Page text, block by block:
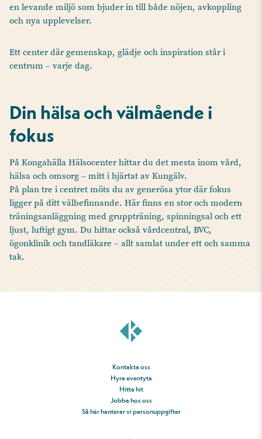
en levande miljö som bjuder in till både nöjen, avkoppling
och nya upplevelser.
Ett center där gemenskap, glädje och inspiration står i
centrum – varje dag.
Din hälsa och välmående i
fokus
På Kongahälla Hälsocenter hittar du det mesta inom vård,
hälsa och omsorg – mitt i hjärtat av Kungälv.
På plan tre i centret möts du av generösa ytor där fokus
ligger på ditt välbefinnande. Här finns en stor och modern
träningsanläggning med gruppträning, spinningsal och ett
ljust, luftigt gym. Du hittar också vårdcentral, BVC,
ögonklinik och tandläkare – allt samlat under ett och samma
tak.
Kontakta oss
Hyra eventyta
Hitta hit
Jobba hos oss
Så här hanterar vi personuppgifter